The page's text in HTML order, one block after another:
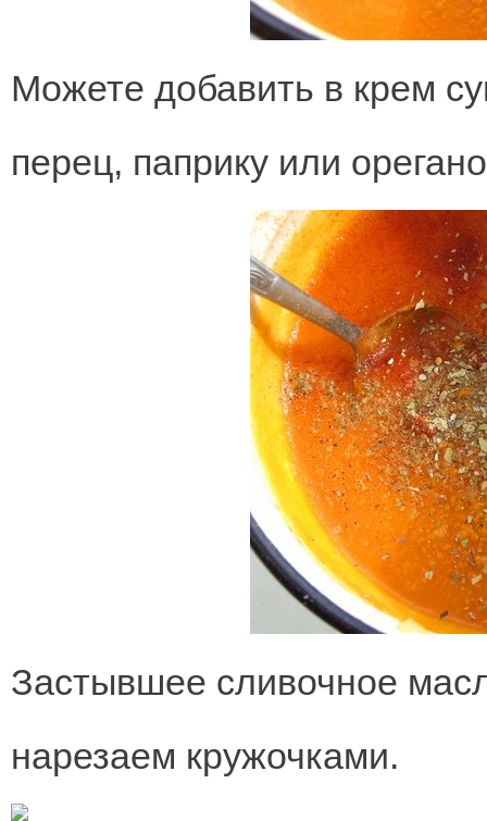
Можете добавить в крем
перец, паприку или
Застывшее сливочное
нарезаем кружочками.